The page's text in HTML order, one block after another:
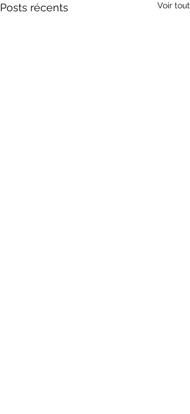
Posts récents Voir tout